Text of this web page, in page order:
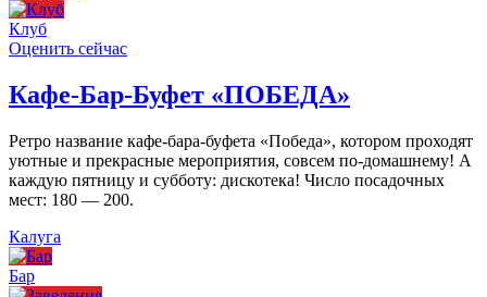
Клуб
Оценить сейчас
Кафе-Бар-Буфет «ПОБЕДА»
Ретро название кафе-бара-буфета «Победа», котором проходят
уютные и прекрасные мероприятия, совсем по-домашнему! А
каждую пятницу и субботу: дискотека! Число посадочных
мест: 180 — 200.
Калуга
Бар